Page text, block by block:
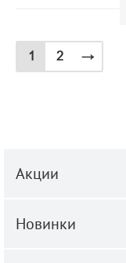
1 2 →
Акции
Новинки